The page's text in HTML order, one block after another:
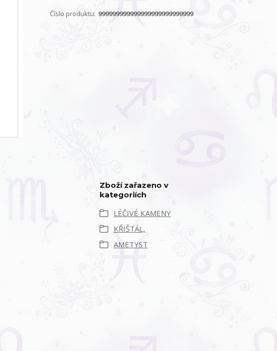
Číslo produktu: 999999999999999999999999999
Zboží zařazeno v
kategoriích
LÉČIVÉ KAMENY
KŘIŠTÁL,
AMETYST